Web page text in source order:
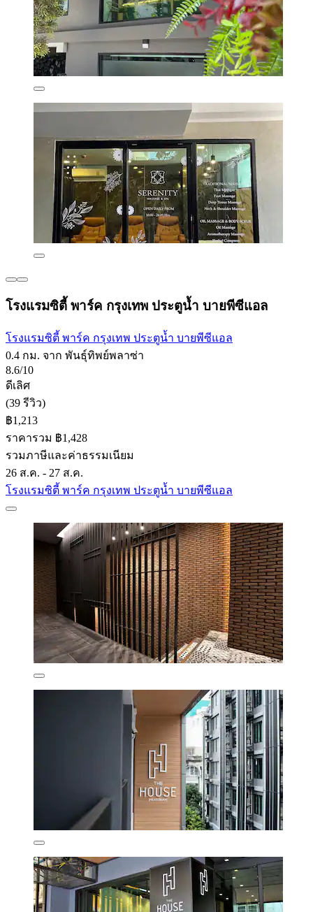
โรงแรมซิตี้ พาร์ค กรุงเทพ ประตูน้ำ บายพีซีแอล
โรงแรมซิตี้ พาร์ค กรุงเทพ ประตูน้ำ บายพีซีแอล
0.4 กม. จาก พันธุ์ทิพย์พลาซ่า
8.6/10
ดีเลิศ
(39 รีวิว)
฿1,213
ราคารวม ฿1,428
รวมภาษีและค่าธรรมเนียม
26 ส.ค. - 27 ส.ค.
โรงแรมซิตี้ พาร์ค กรุงเทพ ประตูน้ำ บายพีซีแอล